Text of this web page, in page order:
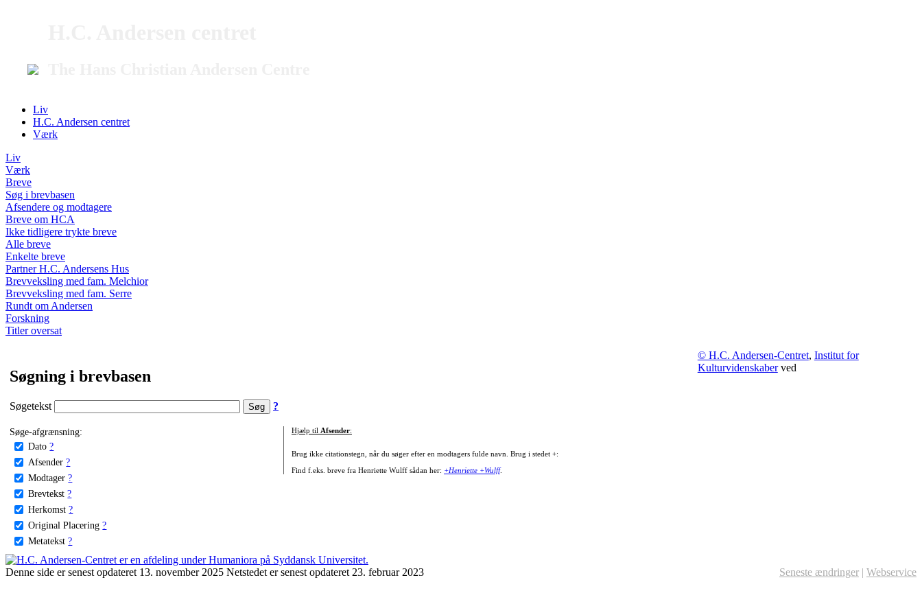
Liv
H.C. Andersen centret
Værk
Liv
Værk
Breve
Søg i brevbasen
Afsendere og modtagere
Breve om HCA
Ikke tidligere trykte breve
Alle breve
Enkelte breve
Partner H.C. Andersens Hus
Brevveksling med fam. Melchior
Brevveksling med fam. Serre
Rundt om Andersen
Forskning
Titler oversat
Søgning i brevbasen
Søgetekst ?
Søge-afgrænsning:
Dato ?
Afsender ?
Modtager ?
Brevtekst ?
Herkomst ?
Original Placering ?
Metatekst ?
Hjælp til Afsender:
Brug ikke citationstegn, når du søger efter en modtagers fulde navn. Brug i stedet +:
Find f.eks. breve fra Henriette Wulff sådan her: +Henriette +Wulff.
© H.C. Andersen-Centret, Institut for
Kulturvidenskaberved
Denne side er senest opdateret 13. november 2025 Netstedet er senest opdateret 23. februar 2023 Seneste ændringer | Webservice